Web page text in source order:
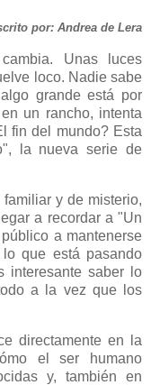
por: Andrea de Lera
Unas luces
loco. Nadie sabe
grande está por
un rancho, intenta
fin del mundo? Esta
la nueva serie de
y de misterio,
a recordar a "Un
a mantenerse
que está pasando
interesante saber lo
a la vez que los
directamente en la
el ser humano
y, también en